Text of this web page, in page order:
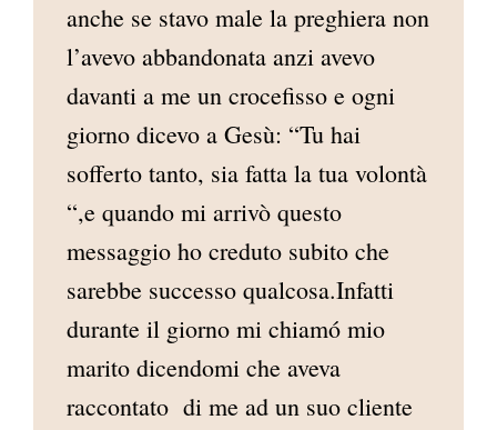
anche se stavo male la preghiera non
l’avevo abbandonata anzi avevo
davanti a me un crocefisso e ogni
giorno dicevo a Gesù: “Tu hai
sofferto tanto, sia fatta la tua volontà
“,e quando mi arrivò questo
messaggio ho creduto subito che
sarebbe successo qualcosa.Infatti
durante il giorno mi chiamó mio
marito dicendomi che aveva
raccontato di me ad un suo cliente